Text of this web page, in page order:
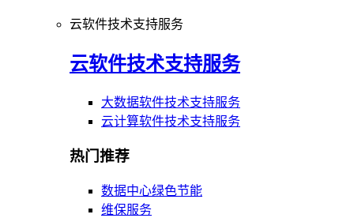
云软件技术支持服务
云软件技术支持服务
大数据软件技术支持服务
云计算软件技术支持服务
热门推荐
数据中心绿色节能
维保服务